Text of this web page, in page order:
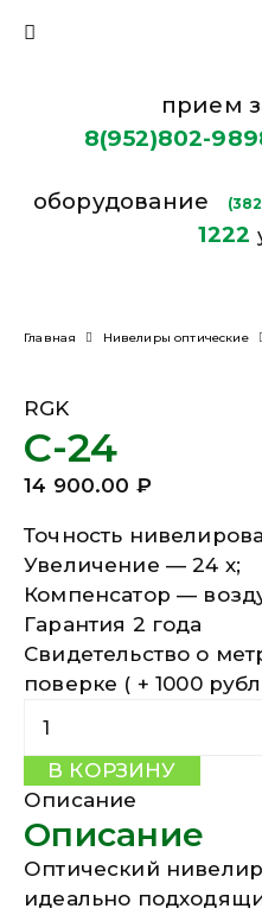
прием
8(952)802-
оборудование
1222
Главная Нивелиры оптические
RGK
C-24
14 900.00 ₽
Точность
Увеличение — 24 х;
Компенсатор —
Гарантия 2 года
Свидетельство о
поверке ( + 1000
В КОРЗИНУ
Описание
Описание
Оптический
идеально